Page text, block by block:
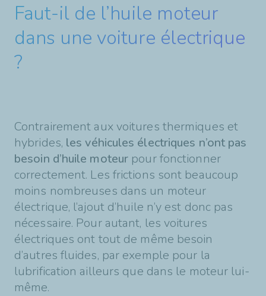
Faut-il de l’huile moteur
dans une voiture électrique
?
Contrairement aux voitures thermiques et
hybrides, les véhicules électriques n’ont pas
besoin d’huile moteur pour fonctionner
correctement. Les frictions sont beaucoup
moins nombreuses dans un moteur
électrique, l’ajout d’huile n’y est donc pas
nécessaire. Pour autant, les voitures
électriques ont tout de même besoin
d’autres fluides, par exemple pour la
lubrification ailleurs que dans le moteur lui-
même.